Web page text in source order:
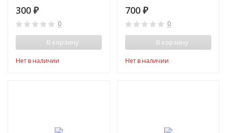
300 ₽
0
В корзину
Нет в наличии
700 ₽
0
В корзину
Нет в наличии